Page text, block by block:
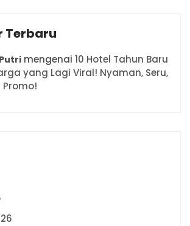
Terbaru
mengenai 10 Hotel Tahun Baru
yang Lagi Viral! Nyaman, Seru,